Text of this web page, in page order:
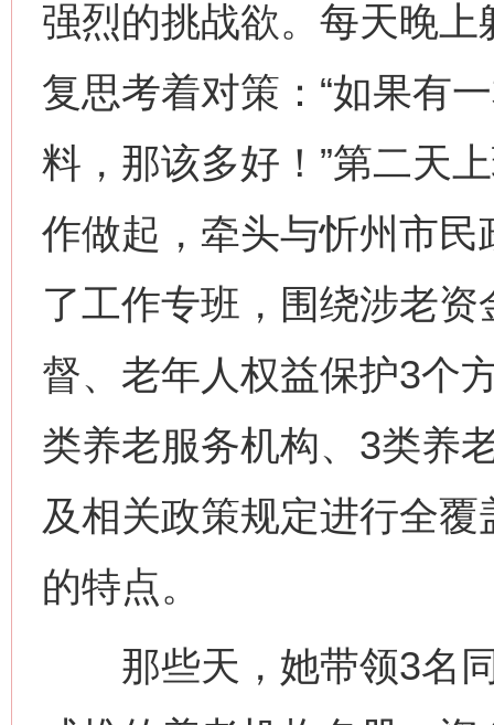
强烈的挑战欲。每天晚
复思考着对策：“如果有
料，那该多好！”第二天
作做起，牵头与忻州市
了工作专班，围绕涉老
督、老年人权益保护3个
类养老服务机构、3类养
及相关政策规定进行全
的特点。
那些天，她带领3名同